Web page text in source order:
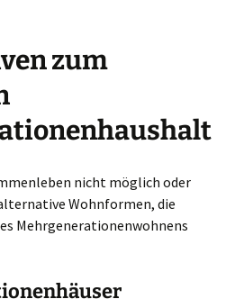
zum
nicht möglich oder
Wohnformen, die
Mehrgenerationenwohnens